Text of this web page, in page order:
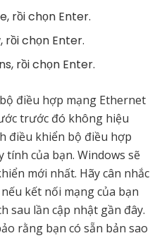
rồi chọn Enter.
chọn Enter.
rồi chọn Enter.
điều hợp mạng Ethernet
trước đó không hiệu
điều khiển bộ điều hợp
của bạn. Windows sẽ
mới nhất. Hãy cân nhắc
kết nối mạng của bạn
sau lần cập nhật gần đây.
rằng bạn có sẵn bản sao